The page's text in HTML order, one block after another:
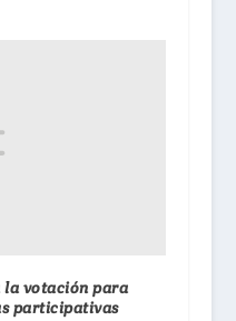
la votación para
participativas